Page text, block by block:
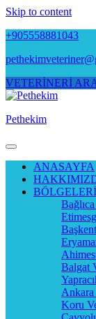
Skip to content
+905558881043
VETERİNERİ
Pethekim
ANASAYFA
Balgat
Koru